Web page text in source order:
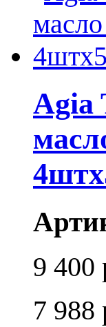
Agia
9 400
7 988